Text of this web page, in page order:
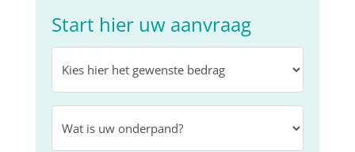
Start hier uw aanvraag
hier
het
bedrag (Vereist)